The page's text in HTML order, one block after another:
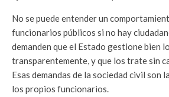
No se puede entender un
funcionarios públicos si no hay
demanden que el Estado gestione bien
transparentemente, y que los trate sin
Esas demandas de la sociedad civil son
los propios funcionarios.